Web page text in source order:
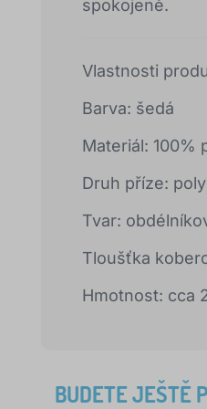
spokojeně.
Vlastnosti
Barva: šedá
Materiál: 100%
Druh příze:
Tvar:
Tloušťka
Hmotnost: cca
BUDETE JEŠTĚ